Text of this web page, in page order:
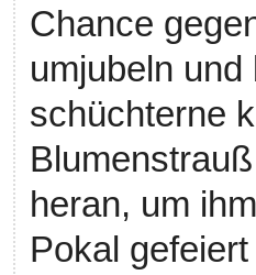
Chance
umjubeln
schüchterne
heran, um
Pokal